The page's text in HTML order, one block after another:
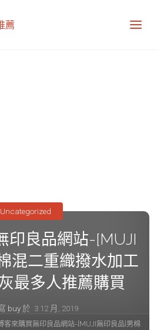
薦
印良品網站-[MUJI
混二重織撥水加工
最多人推薦購買
buy於 3 12 月, 2019
Uncategorized
客來購買無印良品網站-[MUJI無印良品]男棉